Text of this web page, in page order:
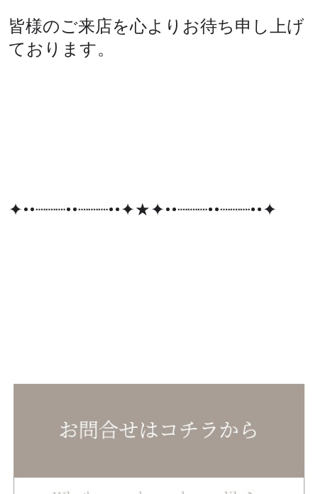
皆様のご来店を心よりお待ち申し上げ
ております。
✦••┈┈┈••┈┈┈••✦★✦••┈┈┈••┈┈┈••✦